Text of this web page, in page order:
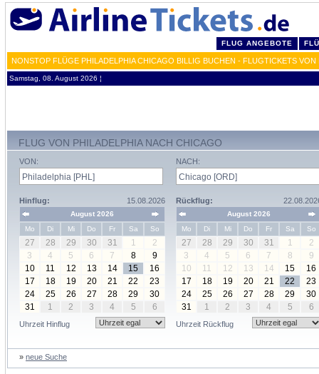
FLUG ANGEBOTE
NONSTOP FLÜGE PHILADELPHIA CHICAGO BILLIG BUCHEN - FLUGTICKETS VON
Samstag, 08. August 2026 ¦
FLUG VON PHILADELPHIA NACH CHICAGO
VON:
Hinflug: 15.08.2026
August 2026
Mo
Di Mi Do Fr Sa So
27 28 29 30 31 1
2
3
4 5 6 7 8
9
10
11 12 13 14 15
16
17
18 19 20 21 22
23
24
25 26 27 28 29
30
31
1 2 3 4 5 6
Uhrzeit Hinflug
NACH:
Rückflug:
August 2026
Mo
Di Mi Do Fr Sa So
27 28 29 30 31 1
2
3
4 5 6 7 8
9
10
11 12 13 14 15
16
17
18 19 20 21 22
23
24
25 26 27 28 29
30
31
1 2 3 4 5 6
Uhrzeit Rückflug
» neue Suche